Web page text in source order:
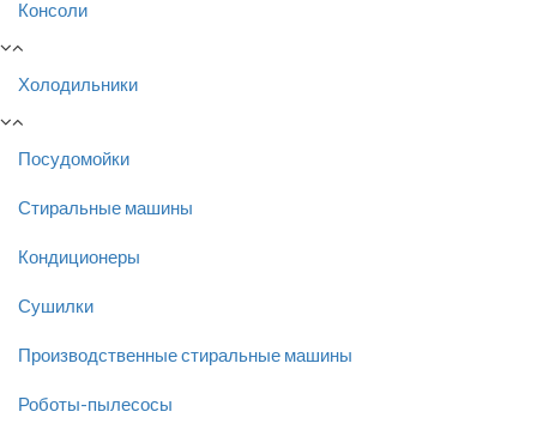
Консоли
Холодильники
Посудомойки
Стиральные машины
Кондиционеры
Сушилки
Производственные стиральные машины
Роботы-пылесосы